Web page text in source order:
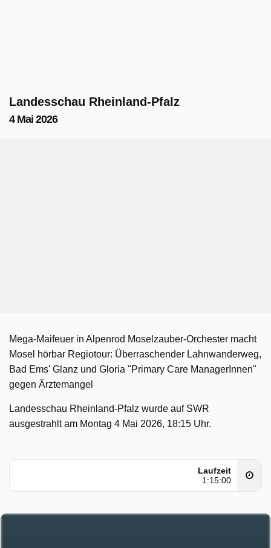
Landesschau Rheinland-Pfalz
4 Mai 2026
Mega-Maifeuer in Alpenrod Moselzauber-Orchester macht
Mosel hörbar Regiotour: Überraschender Lahnwanderweg,
Bad Ems' Glanz und Gloria "Primary Care ManagerInnen"
gegen Ärztemangel
Landesschau Rheinland-Pfalz wurde auf SWR
ausgestrahlt am Montag 4 Mai 2026, 18:15 Uhr.
Laufzeit
1:15:00